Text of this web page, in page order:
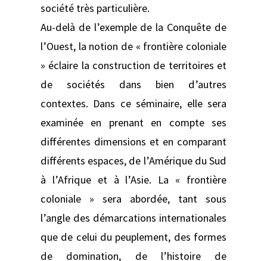
société très particulière.
Au-delà de l’exemple de la Conquête de
l’Ouest, la notion de « frontière coloniale
» éclaire la construction de territoires et
de sociétés dans bien d’autres
contextes. Dans ce séminaire, elle sera
examinée en prenant en compte ses
différentes dimensions et en comparant
différents espaces, de l’Amérique du Sud
à l’Afrique et à l’Asie. La « frontière
coloniale » sera abordée, tant sous
l’angle des démarcations internationales
que de celui du peuplement, des formes
de domination, de l’histoire de